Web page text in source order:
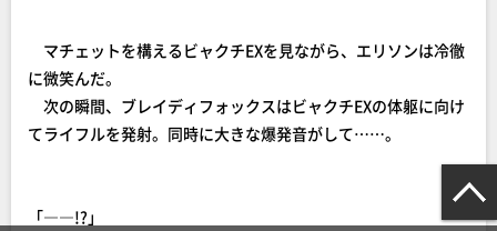
マチェットを構えるビャクチEXを見ながら、エリソンは冷徹
に微笑んだ。
次の瞬間、ブレイディフォックスはビャクチEXの体躯に向け
てライフルを発射。同時に大きな爆発音がして……。
「――!?」